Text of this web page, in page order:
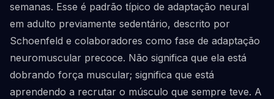
semanas. Esse é padrão típico de adaptação neural
em adulto previamente sedentário, descrito por
Schoenfeld e colaboradores como fase de adaptação
neuromuscular precoce. Não significa que ela está
dobrando força muscular; significa que está
aprendendo a recrutar o músculo que sempre teve. A